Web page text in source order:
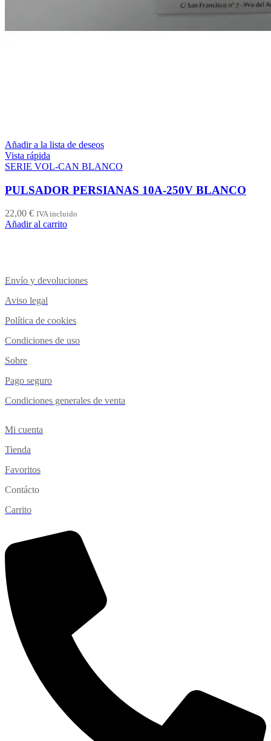
Añadir a la lista de deseos
Vista rápida
SERIE VOL-CAN BLANCO
PULSADOR PERSIANAS 10A-250V BLANCO
22,00 € IVA incluido
Añadir al carrito
Envío y devoluciones
Aviso legal
Política de cookies
Condiciones de uso
Sobre
Pago seguro
Condiciones generales de venta
Mi cuenta
Tienda
Favoritos
Contácto
Carrito